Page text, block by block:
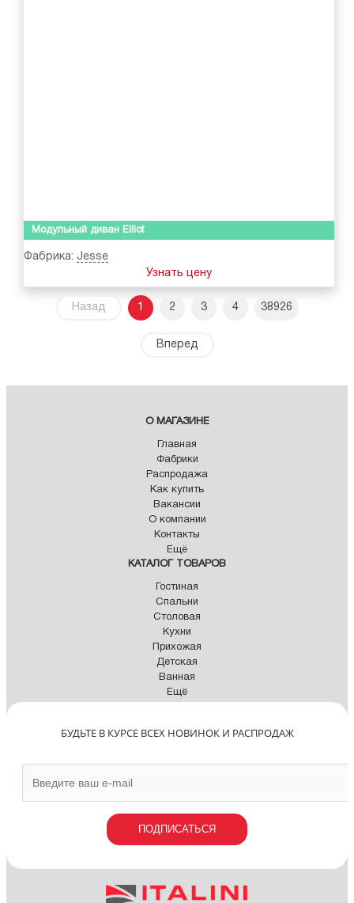
Модульный диван Elliot
Фабрика: Jesse
Узнать цену
Назад 1 2 3 4 38926
Вперед
О МАГАЗИНЕ
Главная
Фабрики
Распродажа
Как купить
Вакансии
О компании
Контакты
Ещё
КАТАЛОГ ТОВАРОВ
Гостиная
Спальни
Столовая
Кухни
Прихожая
Детская
Ванная
Ещё
БУДЬТЕ В КУРСЕ ВСЕХ НОВИНОК И РАСПРОДАЖ
ПОДПИСАТЬСЯ